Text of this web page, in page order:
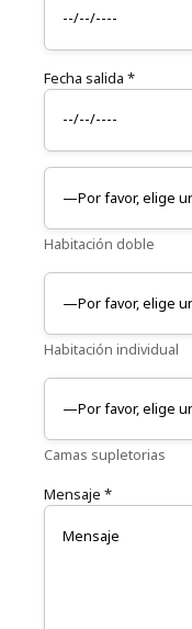
Fecha salida *
Habitación doble
Habitación individual
Camas supletorias
Mensaje *